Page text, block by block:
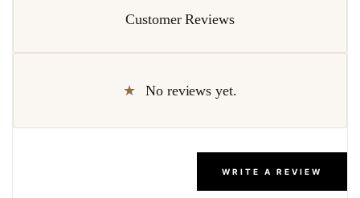
Customer Reviews
No reviews yet.
WRITE A REVIEW